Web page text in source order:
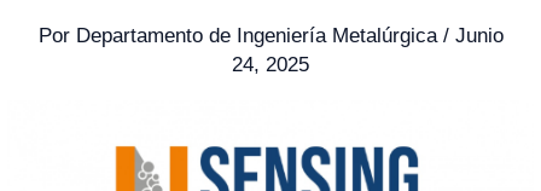
Por Departamento de Ingeniería Metalúrgica / Junio
24, 2025